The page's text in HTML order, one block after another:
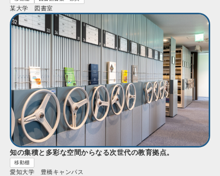
某大学 図書室
知の集積と多彩な空間からなる次世代の教育拠点。
移動棚
愛知大学 豊橋キャンパス